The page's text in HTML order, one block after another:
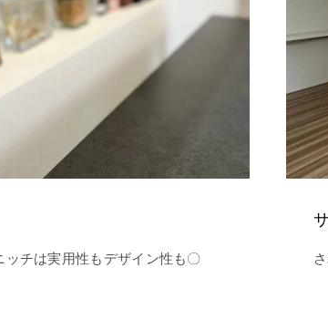
ッチは実用性もデザイン性も〇